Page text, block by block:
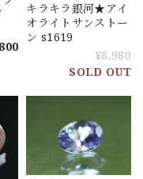
キラキラ銀河★アイ
オライトサンストー
ン s1619
¥8,980
SOLD OUT